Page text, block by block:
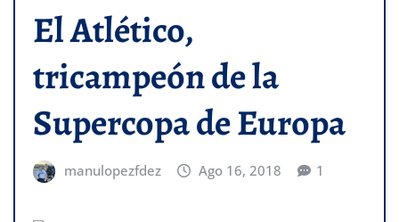
El Atlético,
tricampeón de la
Supercopa de Europa
manulopezfdez Ago 16, 2018 1